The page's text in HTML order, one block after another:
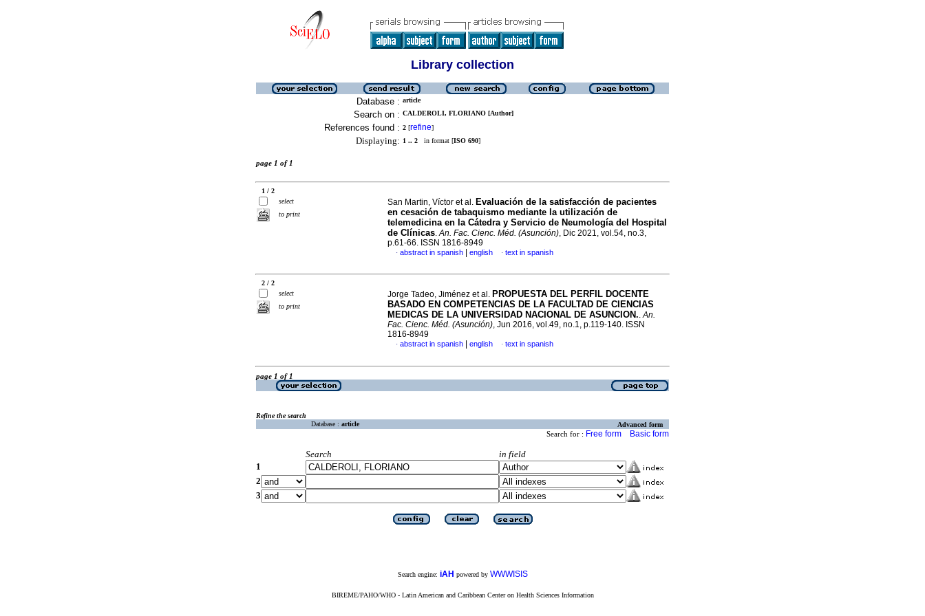
Library collection
Database : article
Search on : CALDEROLI, FLORIANO [Author]
References found : 2 [refine]
Displaying: 1 .. 2 in format [ISO 690]
page 1 of 1
1 / 2
select
to print
San Martin, Víctor et al. Evaluación de la satisfacción de pacientes
en cesación de tabaquismo mediante la utilización de
telemedicina en la Cátedra y Servicio de Neumología del Hospital
de Clínicas.An. Fac. Cienc. Méd. (Asunción), Dic 2021, vol.54, no.3,
p.61-66. ISSN 1816-8949
· abstract in spanish english · text in spanish
2 / 2
select
to print
Jorge Tadeo, Jiménez et al. PROPUESTA DEL PERFIL DOCENTE
BASADO EN COMPETENCIAS DE LA FACULTAD DE CIENCIAS
MEDICAS DE LA UNIVERSIDAD NACIONAL DE ASUNCION..An.
Fac. Cienc. Méd. (Asunción), Jun 2016, vol.49, no.1, p.119-140. ISSN
1816-8949
· abstract in spanish english · text in spanish
page 1 of 1
Refine the search
Database : article Advanced form
Search for : Free form Basic form
Search
in field
1
2
3
Search engine: iAH powered by WWWISIS
BIREME/PAHO/WHO - Latin American and Caribbean Center on Health Sciences Information